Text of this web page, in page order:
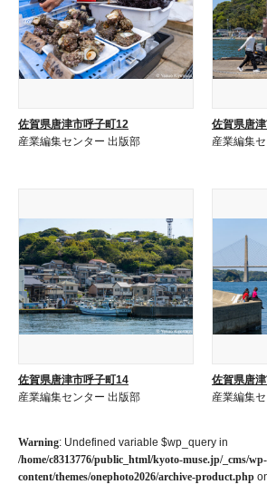
佐賀県唐津市呼子町12
産業編集センター 出版部
佐賀県唐
産業編集
佐賀県唐津市呼子町14
産業編集センター 出版部
佐賀県唐
産業編集
Warning: Undefined variable $wp_query in
/home/c8313776/public_html/kyoto-muse.jp/_cms/wp-
content/themes/onephoto2026/archive-product.php